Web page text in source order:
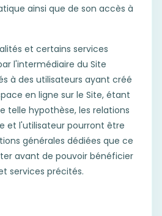
ainsi que de son accès à
et certains services
l'intermédiaire du Site
à des utilisateurs ayant créé
en ligne sur le Site, étant
telle hypothèse, les relations
et l'utilisateur pourront être
générales dédiées que ce
avant de pouvoir bénéficier
services précités.